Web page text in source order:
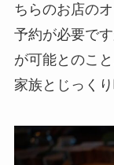
ちらのお店の
予約が必要で
が可能とのこ
家族とじっくり